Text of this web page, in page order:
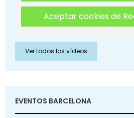
Aceptar cookies de
Ver todos los vídeos
EVENTOS BARCELONA